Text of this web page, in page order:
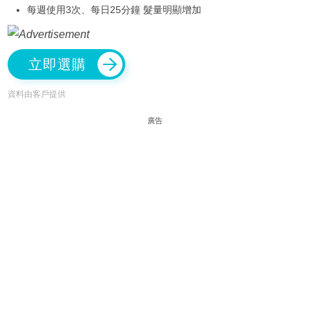
每週使用3次、每日25分鐘 髮量明顯增加
立即選購
資料由客戶提供
廣告